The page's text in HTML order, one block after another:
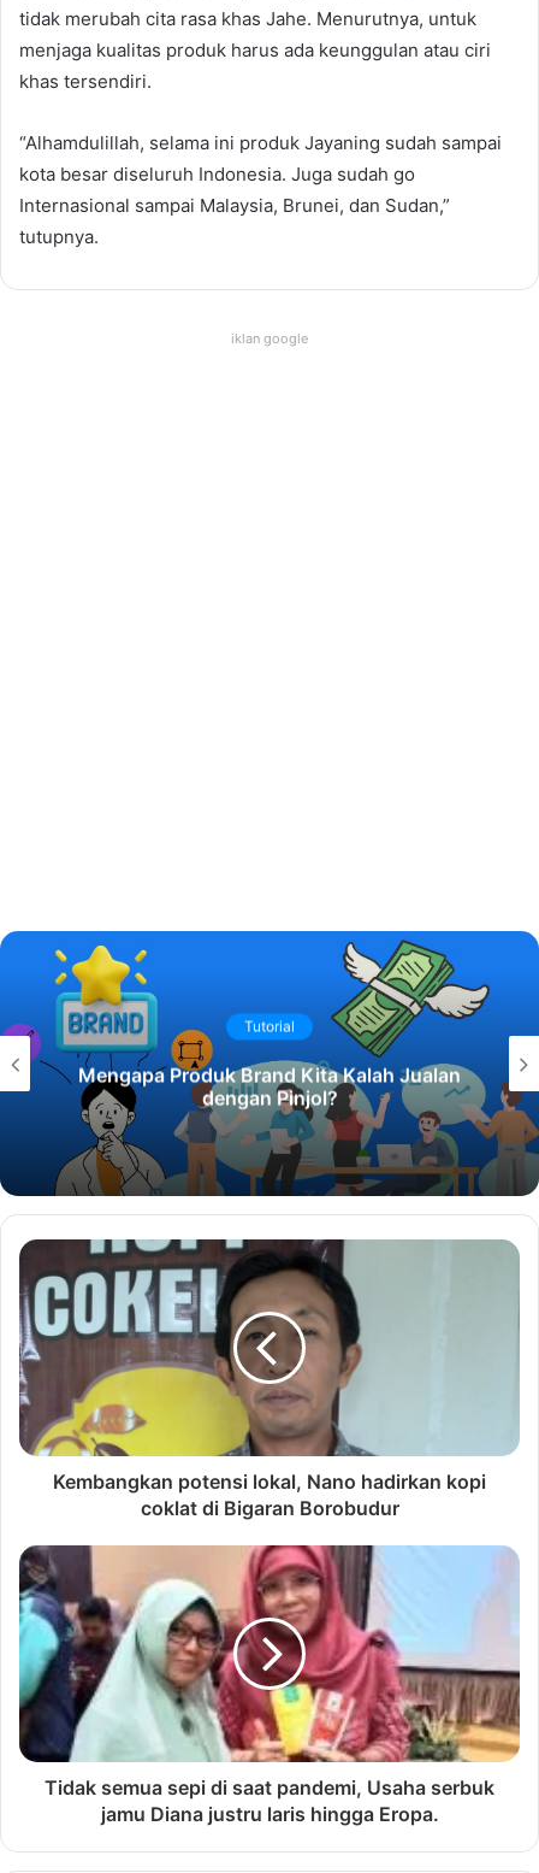
tidak merubah cita rasa khas Jahe. Menurutnya, untuk
menjaga kualitas produk harus ada keunggulan atau ciri
khas tersendiri.
“Alhamdulillah, selama ini produk Jayaning sudah sampai
kota besar diseluruh Indonesia. Juga sudah go
Internasional sampai Malaysia, Brunei, dan Sudan,”
tutupnya.
iklan google
Tutorial
Mengapa Produk Brand Kita Kalah Jualan
dengan Pinjol?
Kembangkan potensi lokal, Nano hadirkan kopi
coklat di Bigaran Borobudur
Tidak semua sepi di saat pandemi, Usaha serbuk
jamu Diana justru laris hingga Eropa.